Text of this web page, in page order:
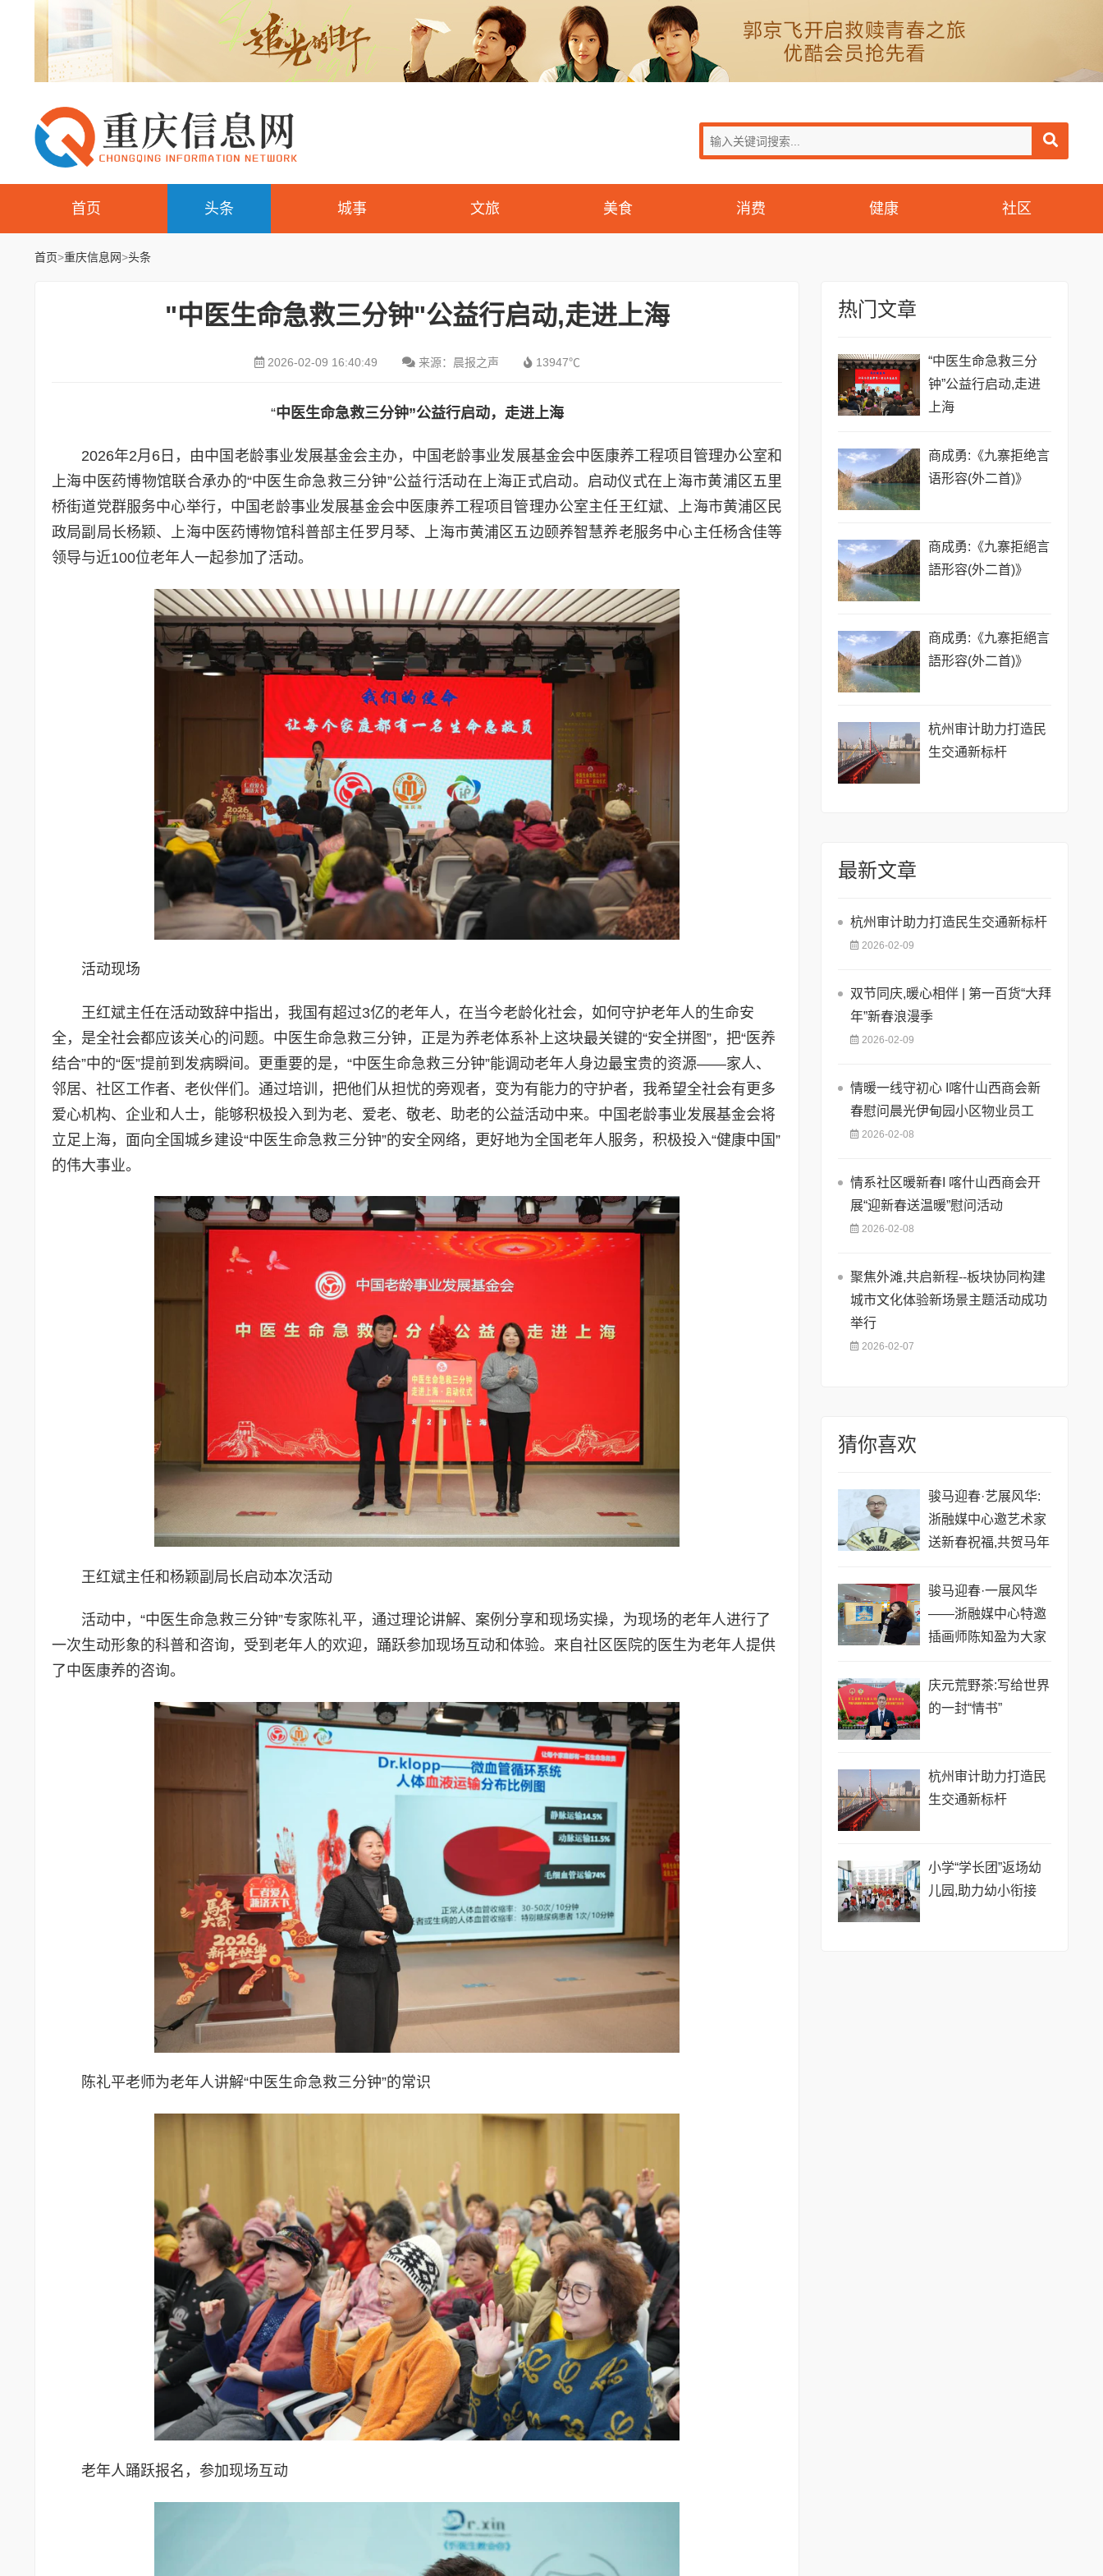
首页 头条 城事 文旅 美食 消费 健康 社区
首页>重庆信息网>头条
"中医生命急救三分钟"公益行启动,走进上海
2026-02-09 16:40:49 来源：晨报之声 13947℃
“中医生命急救三分钟”公益行启动，走进上海
2026年2月6日，由中国老龄事业发展基金会主办，中国老龄事业发展基金会中医康养工程项目管理办公室和
上海中医药博物馆联合承办的“中医生命急救三分钟”公益行活动在上海正式启动。启动仪式在上海市黄浦区五里
桥街道党群服务中心举行，中国老龄事业发展基金会中医康养工程项目管理办公室主任王红斌、上海市黄浦区民
政局副局长杨颖、上海中医药博物馆科普部主任罗月琴、上海市黄浦区五边颐养智慧养老服务中心主任杨含佳等
领导与近100位老年人一起参加了活动。
活动现场
王红斌主任在活动致辞中指出，我国有超过3亿的老年人，在当今老龄化社会，如何守护老年人的生命安
全，是全社会都应该关心的问题。中医生命急救三分钟，正是为养老体系补上这块最关键的“安全拼图”，把“医养
结合”中的“医”提前到发病瞬间。更重要的是，“中医生命急救三分钟”能调动老年人身边最宝贵的资源——家人、
邻居、社区工作者、老伙伴们。通过培训，把他们从担忧的旁观者，变为有能力的守护者，我希望全社会有更多
爱心机构、企业和人士，能够积极投入到为老、爱老、敬老、助老的公益活动中来。中国老龄事业发展基金会将
立足上海，面向全国城乡建设“中医生命急救三分钟”的安全网络，更好地为全国老年人服务，积极投入“健康中国”
的伟大事业。
王红斌主任和杨颖副局长启动本次活动
活动中，“中医生命急救三分钟”专家陈礼平，通过理论讲解、案例分享和现场实操，为现场的老年人进行了
一次生动形象的科普和咨询，受到老年人的欢迎，踊跃参加现场互动和体验。来自社区医院的医生为老年人提供
了中医康养的咨询。
陈礼平老师为老年人讲解“中医生命急救三分钟”的常识
老年人踊跃报名，参加现场互动
热门文章
“中医生命急救三分
钟”公益行启动,走进
上海
商成勇:《九寨拒绝言
语形容(外二首)》
商成勇:《九寨拒絕言
語形容(外二首)》
商成勇:《九寨拒絕言
語形容(外二首)》
杭州审计助力打造民
生交通新标杆
最新文章
杭州审计助力打造民生交通新标杆
2026-02-09
双节同庆,暖心相伴 | 第一百货“大拜
年”新春浪漫季
2026-02-09
情暖一线守初心 I喀什山西商会新
春慰问晨光伊甸园小区物业员工
2026-02-08
情系社区暖新春I 喀什山西商会开
展“迎新春送温暖”慰问活动
2026-02-08
聚焦外滩,共启新程--板块协同构建
城市文化体验新场景主题活动成功
举行
2026-02-07
猜你喜欢
骏马迎春·艺展风华:
浙融媒中心邀艺术家
送新春祝福,共贺马年
骏马迎春·一展风华
——浙融媒中心特邀
插画师陈知盈为大家
祥瑞
庆元荒野茶:写给世界
的一封“情书”
​杭州审计助力打造民
生交通新标杆
小学“学长团”返场幼
儿园,助力幼小衔接